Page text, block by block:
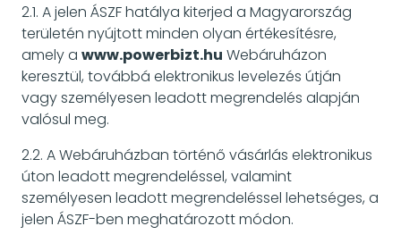
2.1. A jelen ÁSZF hatálya kiterjed a Magyarország
területén nyújtott minden olyan értékesítésre,
amely a www.powerbizt.hu Webáruházon
keresztül, továbbá elektronikus levelezés útján
vagy személyesen leadott megrendelés alapján
valósul meg.
2.2. A Webáruházban történő vásárlás elektronikus
úton leadott megrendeléssel, valamint
személyesen leadott megrendeléssel lehetséges, a
jelen ÁSZF-ben meghatározott módon.